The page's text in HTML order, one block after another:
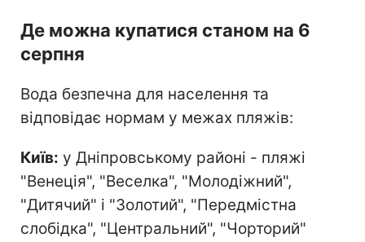
Де можна купатися станом на 6
серпня
Вода безпечна для населення та
відповідає нормам у межах пляжів:
Київ: у Дніпровському районі - пляжі
"Венеція", "Веселка", "Молодіжний",
"Дитячий" і "Золотий", "Передмістна
слобідка", "Центральний", "Чорторий"